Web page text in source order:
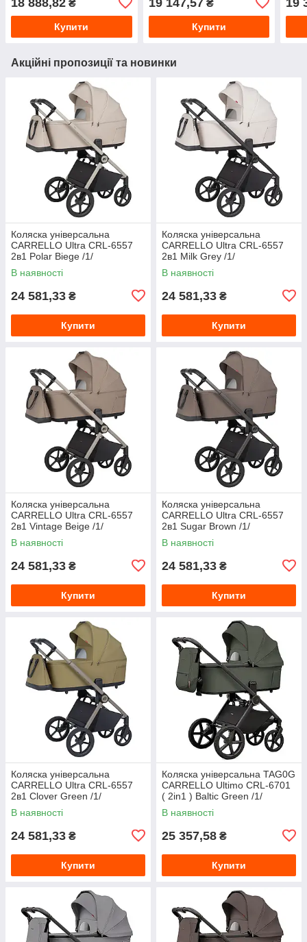
₴
Купити
₴
Купити
Акційні пропозиції та новинки
Коляска універсальна
CARRELLO Ultra CRL-6557
2в1 Polar Biege /1/
В наявності
24 581,33 ₴
Купити
Коляска універсальна
CARRELLO Ultra CRL-6557
2в1 Milk Grey /1/
В наявності
24 581,33 ₴
Купити
Коляска універсальна
CARRELLO Ultra CRL-6557
2в1 Vintage Beige /1/
В наявності
24 581,33 ₴
Купити
Коляска універсальна
CARRELLO Ultra CRL-6557
2в1 Sugar Brown /1/
В наявності
24 581,33 ₴
Купити
Коляска універсальна
CARRELLO Ultra CRL-6557
2в1 Clover Green /1/
В наявності
24 581,33 ₴
Купити
Коляска універсальна TAG0G
CARRELLO Ultimo CRL-6701
( 2in1 ) Baltic Green /1/
В наявності
25 357,58 ₴
Купити